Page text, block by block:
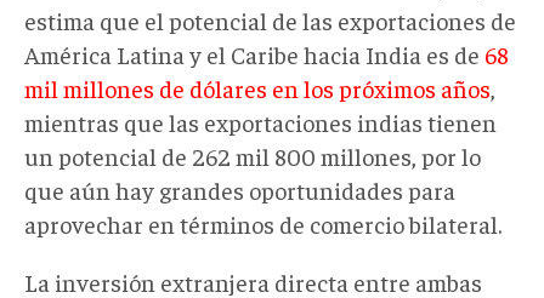
estima que el potencial de las exportaciones de
América Latina y el Caribe hacia India es de 68
mil millones de dólares en los próximos años
mientras que las exportaciones indias tienen
un potencial de 262 mil 800 millones, por lo
que aún hay grandes oportunidades para
aprovechar en términos de comercio bilateral.
La inversión extranjera directa entre ambas